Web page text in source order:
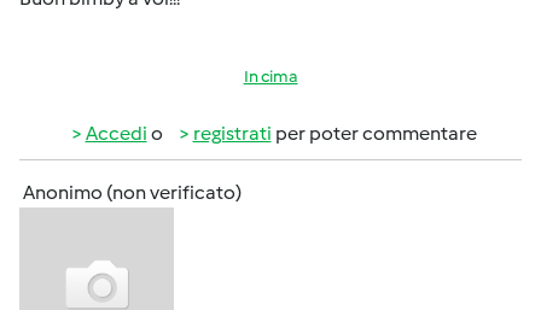
In cima
Accedi o registrati per poter commentare
Anonimo (non verificato)